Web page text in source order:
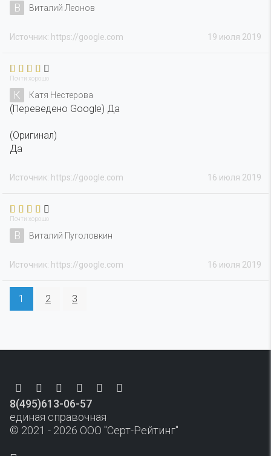
В Виталий Леонов
19 июля 2019
Источник: https://google.com
Почти хорошо
К Катя Нестерова
(Переведено Google) Да
(Оригинал)
Да
16 июля 2019
Источник: https://google.com
Почти хорошо
В Виталий Пуголовкин
16 июля 2019
Источник: https://google.com
1 2 3
8(495)613-06-57
единая справочная
© 2021 - 2026 ООО "Серт-Рейтинг"